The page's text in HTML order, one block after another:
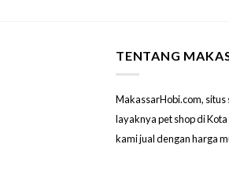
TENTANG
MakassarHobi.com,
layaknya pet shop di
kami jual dengan harga